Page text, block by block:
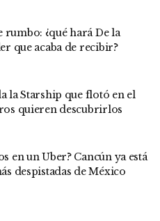
rumbo: ¿qué hará De la
que acaba de recibir?
la Starship que flotó en el
quieren descubrirlos
en un Uber? Cancún ya está
despistadas de México